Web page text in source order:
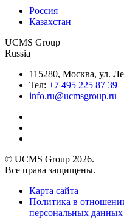
Россия
Казахстан
UCMS Group
Russia
115280, Москва, ул.
Тел: +7 495 225 87 39
info.ru@ucmsgroup.ru
© UCMS Group 2026.
Все права защищены.
Карта сайта
Политика в
персональных данных